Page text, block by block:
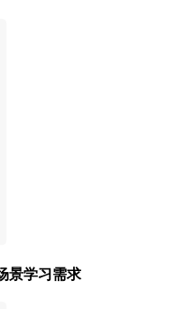
景学习需求